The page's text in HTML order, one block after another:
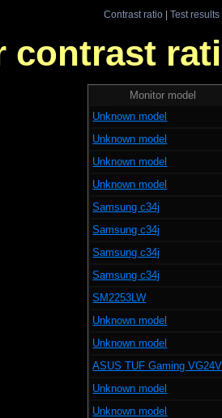
Contrast ratio| Test results
contrast
Monitor model
Unknown model
Unknown model
Unknown model
Unknown model
Samsung c34j
Samsung c34j
Samsung c34j
Samsung c34j
SM2253LW
Unknown model
Unknown model
ASUS TUF Gaming
Unknown model
Unknown model